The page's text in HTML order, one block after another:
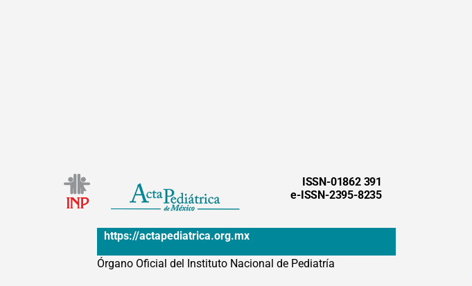
ISSN-01862 391
e-ISSN-2395-8235
https://actapediatrica.org.mx
Órgano Oficial del Instituto Nacional de Pediatría